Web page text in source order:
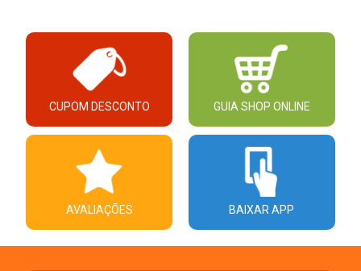
CUPOM DESCONTO GUIA SHOP ONLINE
AVALIAÇÕES BAIXAR APP